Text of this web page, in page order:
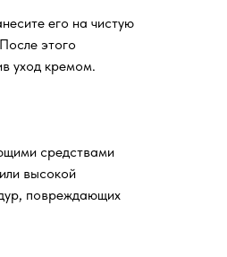
его на чистую
этого
уход кремом.
средствами
высокой
повреждающих